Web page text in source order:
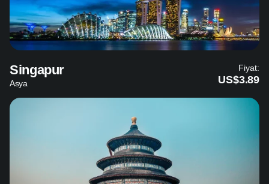
Singapur
Asya
Fiyat:
US$3.89